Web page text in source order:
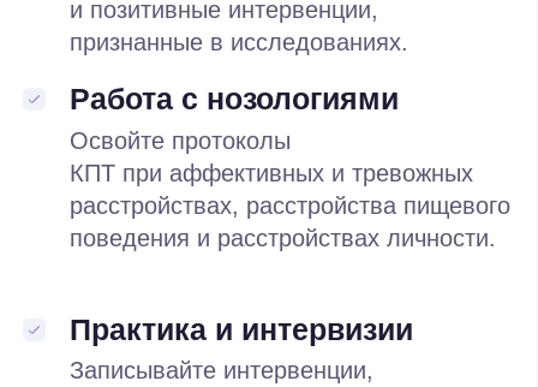
неделю
Практикуетесь
по понедельникам
и четвергам
Разделитесь на подгруппы
и отработаете пройденный
материал с преподавателем
Меняетесь ролями и закрепляете
навыки в малых группах